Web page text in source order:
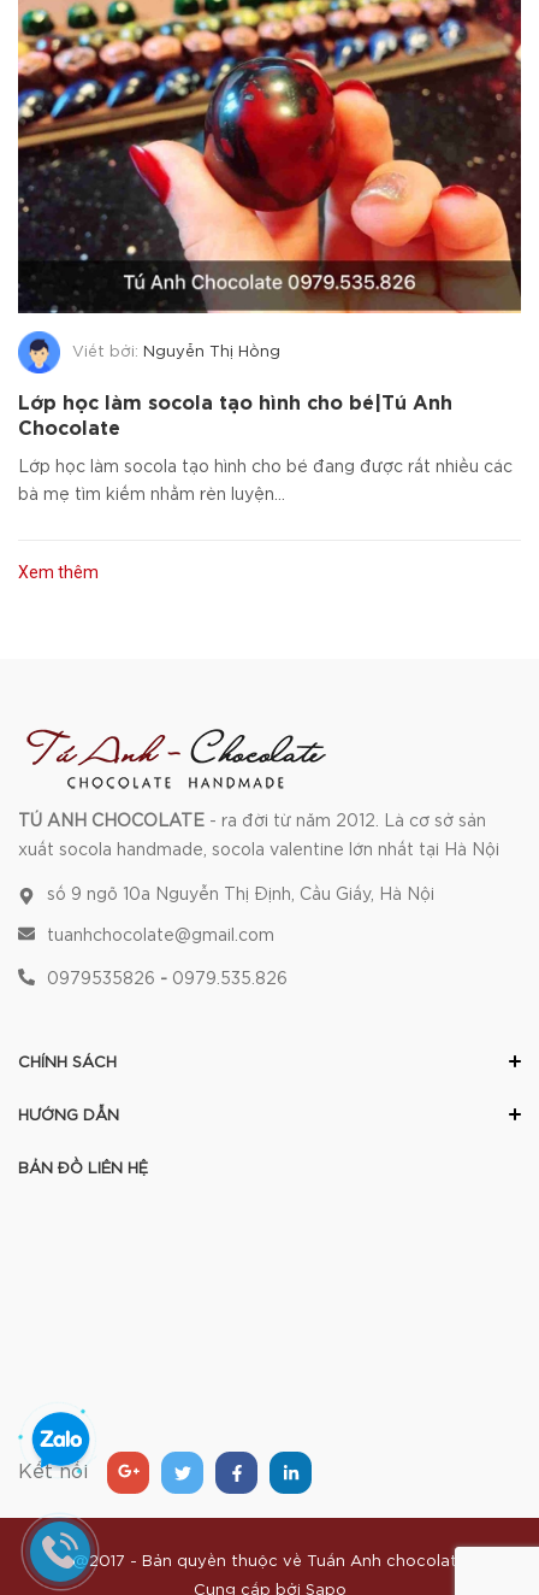
Viết bởi: Nguyễn Thị Hồng
Lớp học làm socola tạo hình cho bé|Tú Anh
Chocolate
Lớp học làm socola tạo hình cho bé đang được rất nhiều các
bà mẹ tìm kiếm nhằm rèn luyện...
Xem thêm
TÚ ANH CHOCOLATE - ra đời từ năm 2012. Là cơ sở sản
xuất socola handmade, socola valentine lớn nhất tại Hà Nội
số 9 ngõ 10a Nguyễn Thị Định, Cầu Giấy, Hà Nội
tuanhchocolate@gmail.com
0979535826 - 0979.535.826
CHÍNH SÁCH
HƯỚNG DẪN
BẢN ĐỒ LIÊN HỆ
Kết nối
@2017 - Bản quyền thuộc về Tuấn Anh chocolate
Cung cấp bởi Sapo